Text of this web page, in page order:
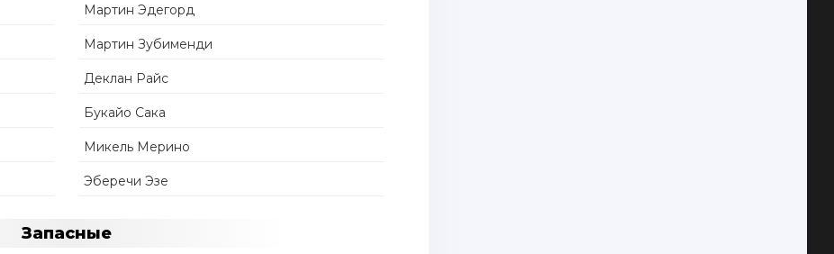
Мартин Эдегорд
Мартин Зубименди
Деклан Райс
Букайо Сака
Микель Мерино
Эберечи Эзе
Запасные